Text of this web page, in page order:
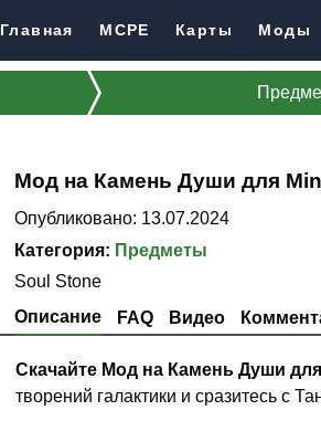
Главная MCPE Карты Моды
Мод на Камень Души для
Опубликовано: 13.07.2024
Категория: Предметы
Soul Stone
Описание
FAQ Видео
Скачайте Мод на Камень Души
творений галактики и сразитесь с